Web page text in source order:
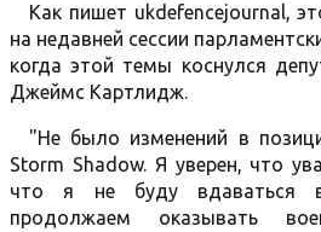
Как пишет ukdefencejournal,
на недавней сессии
когда этой темы коснулся
Джеймс Картлидж.
"Не было изменений в
Storm Shadow. Я уверен, что
что я не буду вдаваться
продолжаем оказывать